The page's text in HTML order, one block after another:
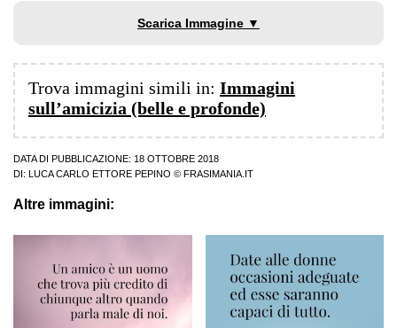
Scarica Immagine ▼
Trova immagini simili in: Immagini
sull’amicizia (belle e profonde)
DATA DI PUBBLICAZIONE: 18 OTTOBRE 2018
DI:
LUCA CARLO ETTORE PEPINO © FRASIMANIA.IT
Altre immagini: